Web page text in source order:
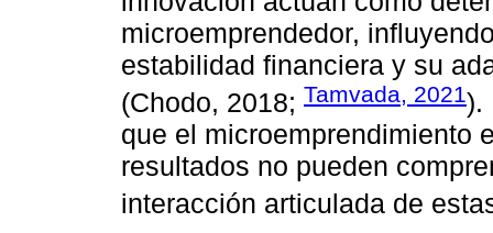
microemprendedor,
estabilidad financiera y su
(Chodo, 2018; Tamvada, 2021).
que el microemprendimiento
resultados no pueden
interacción articulada de